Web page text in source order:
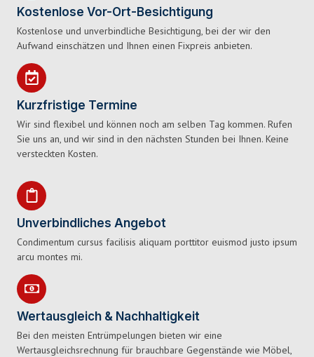
Kostenlose Vor-Ort-Besichtigung
Kostenlose und unverbindliche Besichtigung, bei der wir den
Aufwand einschätzen und Ihnen einen Fixpreis anbieten.
Kurzfristige Termine
Wir sind flexibel und können noch am selben Tag kommen. Rufen
Sie uns an, und wir sind in den nächsten Stunden bei Ihnen. Keine
versteckten Kosten.
Unverbindliches Angebot
Condimentum cursus facilisis aliquam porttitor euismod justo ipsum
arcu montes mi.
Wertausgleich & Nachhaltigkeit
Bei den meisten Entrümpelungen bieten wir eine
Wertausgleichsrechnung für brauchbare Gegenstände wie Möbel,